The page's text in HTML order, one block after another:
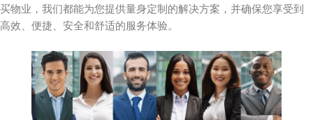
买物业，我们都能为您提供量身定制的解决方案，并确保您享受到
高效、便捷、安全和舒适的服务体验。